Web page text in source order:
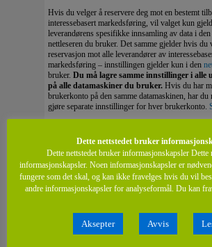
Hvis du velger å reservere deg mot en bestemt
interessebasert markedsføring, vil valget kun
leverandørens spesifikke innsamling av data i
nettleseren du bruker. Det samme gjelder hvis du
reservasjon mot alle leverandører av
markedsføring – innstillingen gjelder kun i den
bruker. Du må lagre samme innstillinger i alle
på alle datamaskiner du bruker. Hvis du har
brukerkonto på den samme datamaskinen, har
gjøre separate innstillinger for hver brukerkonto.
men ombestemmer deg og ønsker
nett, har du mulighet til fjerne reservasjonen
samme skjemaet på vårereservasjons-side.
slette cookies på din datamaskin –se tips om
dette.
nedenfor.
Har du problemer med å bruke reservasjons-
Dette nettstedet bruker
Dette nettstedet bruker informasjonskapsler Dette
informasjonskapsler. Noen informasjonskapsler er
fungere som det skal, og kan ikke fravelges hvis du vil
andre informasjonskapsler for analyseformål. Du kan
Aksepter Avvis